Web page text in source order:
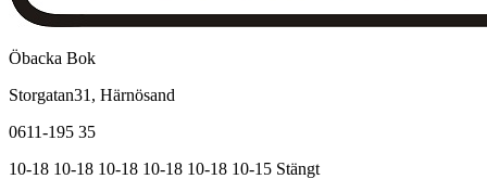
Öbacka Bok
Storgatan31, Härnösand
0611-195 35
10-18 10-18 10-18 10-18 10-18 10-15 Stängt